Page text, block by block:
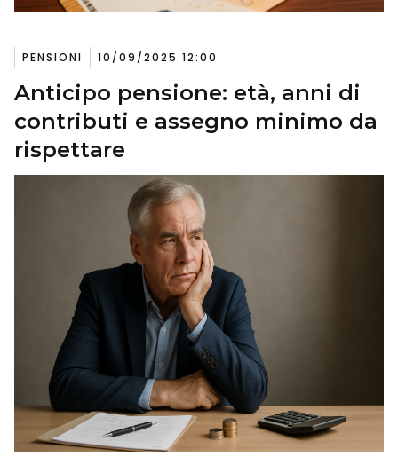
PENSIONI 10/09/2025 12:00
Anticipo pensione: età, anni di
contributi e assegno minimo da
rispettare